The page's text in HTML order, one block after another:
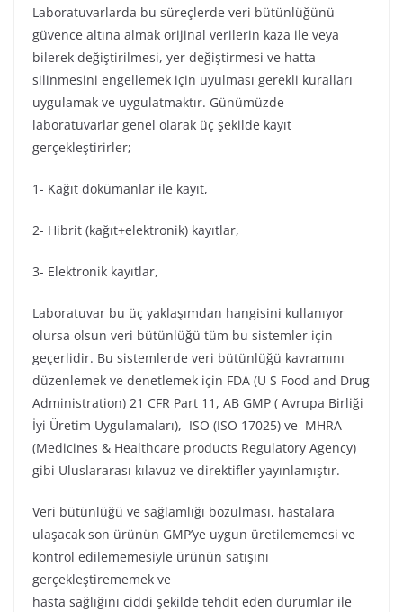
Laboratuvarlarda bu süreçlerde veri bütünlüğünü
güvence altına almak orijinal verilerin kaza ile veya
bilerek değiştirilmesi, yer değiştirmesi ve hatta
silinmesini engellemek için uyulması gerekli kuralları
uygulamak ve uygulatmaktır. Günümüzde
laboratuvarlar genel olarak üç şekilde kayıt
gerçekleştirirler;
1- Kağıt dokümanlar ile kayıt,
2- Hibrit (kağıt+elektronik) kayıtlar,
3- Elektronik kayıtlar,
Laboratuvar bu üç yaklaşımdan hangisini kullanıyor
olursa olsun veri bütünlüğü tüm bu sistemler için
geçerlidir. Bu sistemlerde veri bütünlüğü kavramını
düzenlemek ve denetlemek için FDA (U S Food and Drug
Administration) 21 CFR Part 11, AB GMP ( Avrupa Birliği
İyi Üretim Uygulamaları), ISO (ISO 17025) ve MHRA
(Medicines & Healthcare products Regulatory Agency)
gibi Uluslararası kılavuz ve direktifler yayınlamıştır.
Veri bütünlüğü ve sağlamlığı bozulması, hastalara
ulaşacak son ürünün GMP’ye uygun üretilememesi ve
kontrol edilememesiyle ürünün satışını
gerçekleştirememek ve
hasta sağlığını ciddi şekilde tehdit eden durumlar ile